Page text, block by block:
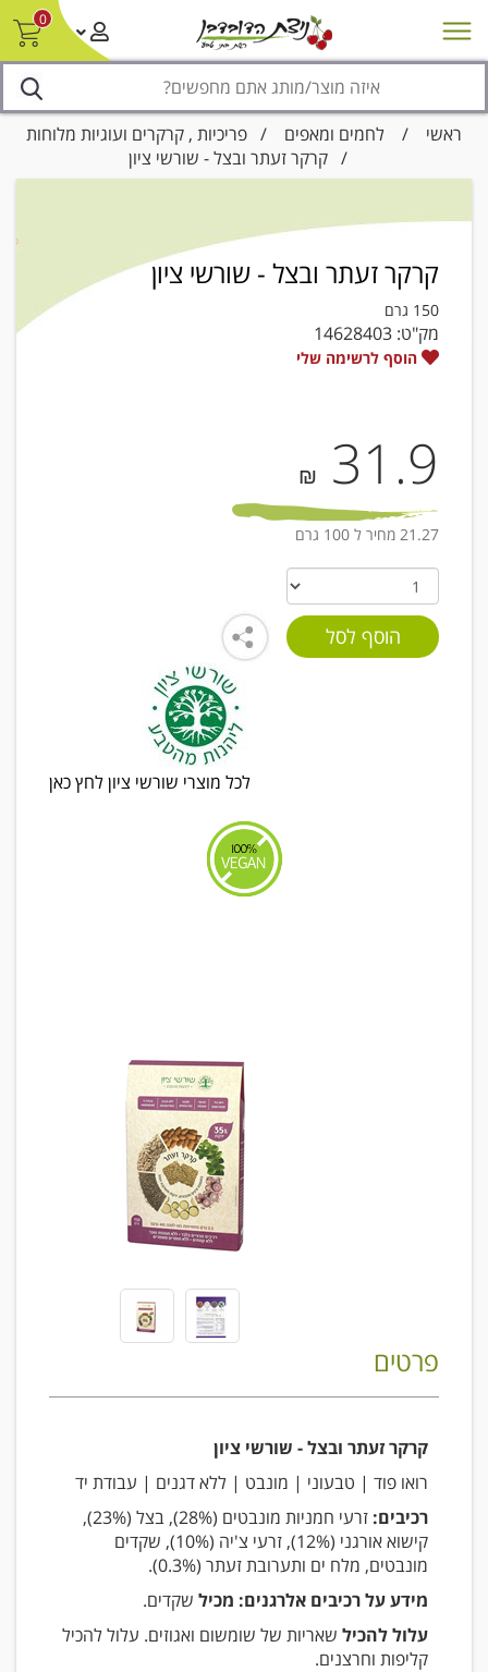
0
מבצעים סניפים צור קשר/ביטול הזמנה
ראשי / לחמים ומאפים / פריכיות , קרקרים ועוגיות מלוחות
/ קרקר זעתר ובצל - שורשי ציון
קרקר זעתר ובצל - שורשי ציון
150 גרם
מק"ט: 14628403
הוסף לרשימה שלי
31.9
₪
21.27 מחיר ל 100 גרם
לכל מוצרי שורשי ציון לחץ כאן
פרטים
קרקר זעתר ובצל - שורשי ציון
רואו פוד | טבעוני | מונבט | ללא דגנים | עבודת יד
רכיבים:
זרעי חמניות מונבטים (28%), בצל (23%),
קישוא אורגני (12%), זרעי צ'יה (10%), שקדים
מונבטים, מלח ים ותערובת זעתר (0.3%).
מידע על רכיבים אלרגנים: מכיל שקדים.
עלול להכיל שאריות של שומשום ואגוזים. עלול להכיל
קליפות וחרצנים.